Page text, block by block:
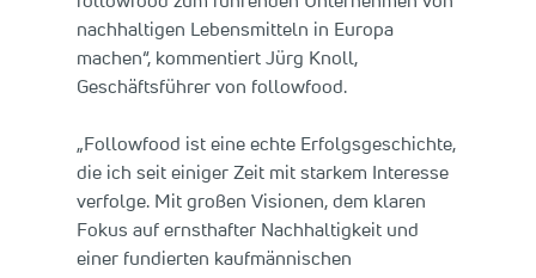
nachhaltigen Lebensmitteln in Europa
machen“, kommentiert Jürg Knoll,
Geschäftsführer von followfood.
„Followfood ist eine echte Erfolgsgeschichte,
die ich seit einiger Zeit mit starkem Interesse
verfolge. Mit großen Visionen, dem klaren
Fokus auf ernsthafter Nachhaltigkeit und
einer fundierten kaufmännischen